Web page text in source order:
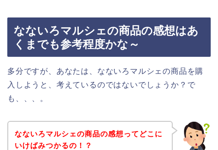
なないろマルシェの商品の感想はあ
くまでも参考程度かな～
多分ですが、あなたは、なないろマルシェの商品を購
入しようと、考えているのではないでしょうか？で
も、、、。
なないろマルシェの商品の感想ってどこに
いけばみつかるの！？